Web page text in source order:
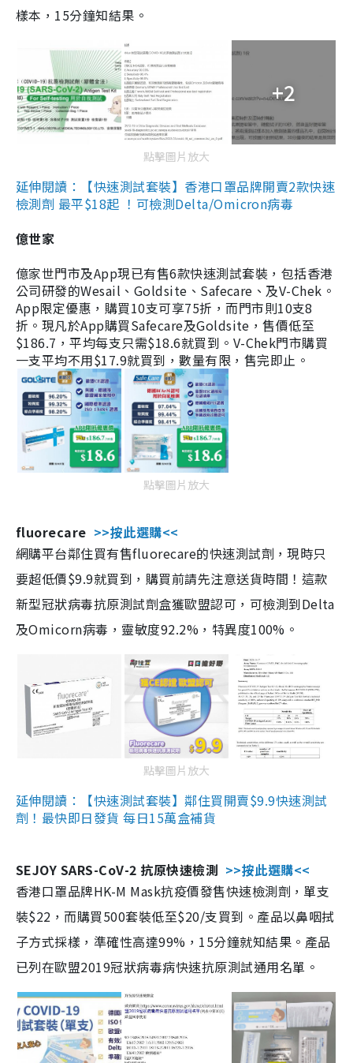
樣本，15分鐘知結果。
+2
點擊圖片放大
延伸閱讀：【快速測試套裝】香港口罩品牌開賣2款快速
檢測劑 最平$18起 ！可檢測Delta/Omicron病毒
億世家
億家世門市及App現已有售6款快速測試套裝，包括香港
公司研發的Wesail、Goldsite、Safecare、及V-Chek。
App限定優惠，購買10支可享75折，而門市則10支8
折。現凡於App購買Safecare及Goldsite，售價低至
$186.7，平均每支只需$18.6就買到。V-Chek門市購買
一支平均不用$17.9就買到，數量有限，售完即止。
點擊圖片放大
fluorecare >>按此選購<<
網購平台鄰住買有售fluorecare的快速測試劑，現時只
要超低價$9.9就買到，購買前請先注意送貨時間！這款
新型冠狀病毒抗原測試劑盒獲歐盟認可，可檢測到Delta
及Omicorn病毒，靈敏度92.2%，特異度100%。
點擊圖片放大
延伸閱讀：【快速測試套裝】鄰住買開賣$9.9快速測試
劑！最快即日發貨 每日15萬盒補貨
SEJOY SARS-CoV-2 抗原快速檢測 >>按此選購<<
香港口罩品牌HK-M Mask抗疫價發售快速檢測劑，單支
裝$22，而購買500套裝低至$20/支買到。產品以鼻咽拭
子方式採樣，準確性高達99%，15分鐘就知結果。產品
已列在歐盟2019冠狀病毒病快速抗原測試通用名單。